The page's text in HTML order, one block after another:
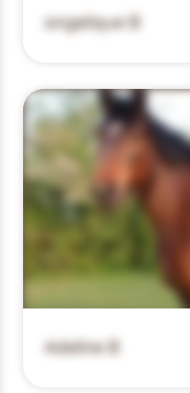
angelique B
Adeline B